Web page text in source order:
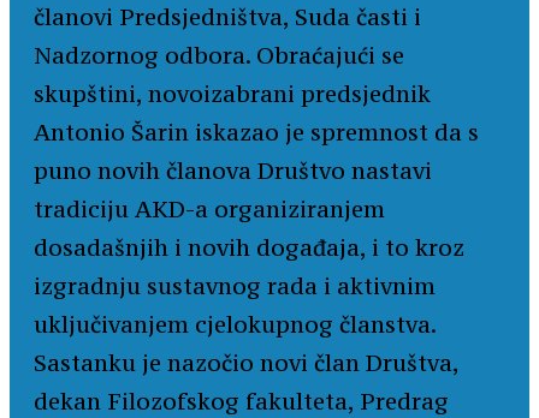
članovi Predsjedništva, Suda časti i
Nadzornog odbora. Obraćajući se
skupštini, novoizabrani predsjednik
Antonio Šarin iskazao je spremnost da s
puno novih članova Društvo nastavi
tradiciju AKD-a organiziranjem
dosadašnjih i novih događaja, i to kroz
izgradnju sustavnog rada i aktivnim
uključivanjem cjelokupnog članstva.
Sastanku je nazočio novi član Društva,
dekan Filozofskog fakulteta, Predrag